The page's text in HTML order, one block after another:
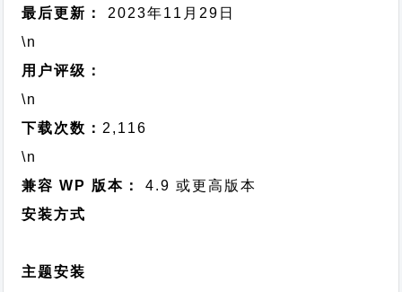
最后更新：
2023年11月29日
\n
用户评级：
\n
下载次数： 2,116
\n
兼容 WP 版本：
4.9 或更高版本
安装方式
主题安装